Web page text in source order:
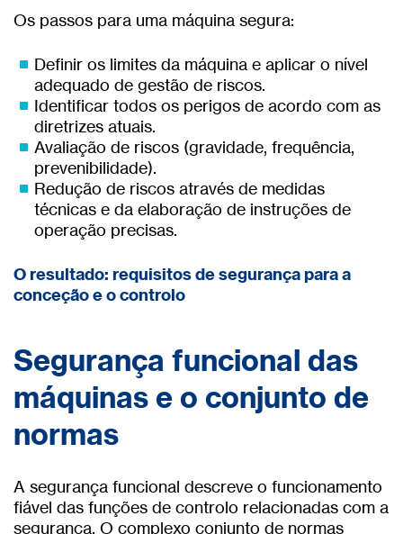
Os passos para uma máquina segura:
Definir os limites da máquina e aplicar o nível
adequado de gestão de riscos.
Identificar todos os perigos de acordo com as
diretrizes atuais.
Avaliação de riscos (gravidade, frequência,
prevenibilidade).
Redução de riscos através de medidas
técnicas e da elaboração de instruções de
operação precisas.
O resultado: requisitos de segurança para a
conceção e o controlo
Segurança funcional das
máquinas e o conjunto de
normas
A segurança funcional descreve o funcionamento
fiável das funções de controlo relacionadas com a
segurança. O complexo conjunto de normas